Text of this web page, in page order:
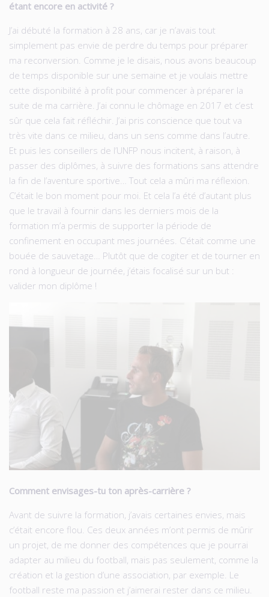
étant encore en activité ?
J’ai débuté la formation à 28 ans, car je n’avais tout
simplement pas envie de perdre du temps pour préparer
ma reconversion. Comme je le disais, nous avons beaucoup
de temps disponible sur une semaine et je voulais mettre
cette disponibilité à profit pour commencer à préparer la
suite de ma carrière. J’ai connu le chômage en 2017 et c’est
sûr que cela fait réfléchir. J’ai pris conscience que tout va
très vite dans ce milieu, dans un sens comme dans l’autre.
Et puis les conseillers de l’UNFP nous incitent, à raison, à
passer des diplômes, à suivre des formations sans attendre
la fin de l’aventure sportive… Tout cela a mûri ma réflexion.
C’était le bon moment pour moi. Et cela l’a été d’autant plus
que le travail à fournir dans les derniers mois de la
formation m’a permis de supporter la période de
confinement en occupant mes journées. C’était comme une
bouée de sauvetage… Plutôt que de cogiter et de tourner en
rond à longueur de journée, j’étais focalisé sur un but :
valider mon diplôme !
Comment envisages-tu ton après-carrière ?
Avant de suivre la formation, j’avais certaines envies, mais
c’était encore flou. Ces deux années m’ont permis de mûrir
un projet, de me donner des compétences que je pourrai
adapter au milieu du football, mais pas seulement, comme la
création et la gestion d’une association, par exemple. Le
football reste ma passion et j’aimerai rester dans ce milieu.